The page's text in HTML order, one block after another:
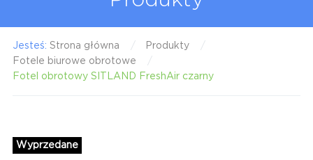
Jesteś: Strona główna
Produkty
Fotele biurowe obrotowe
Fotel obrotowy SITLAND FreshAir czarny
Wyprzedane